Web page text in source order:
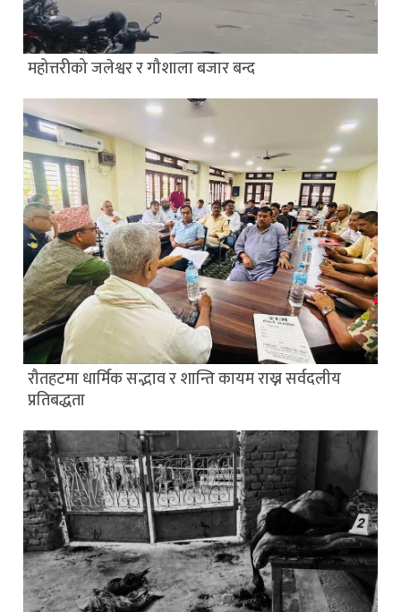
महोत्तरीको जलेश्वर र गौशाला बजार बन्द
रौतहटमा धार्मिक सद्भाव र शान्ति कायम राख्न सर्वदलीय
प्रतिबद्धता